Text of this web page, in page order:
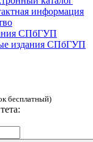
информация
СПбГУП
издания СПбГУП
бесплатный)